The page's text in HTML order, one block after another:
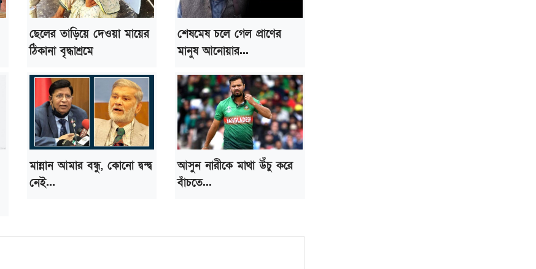
ছেলের তাড়িয়ে দেওয়া মায়ের
ঠিকানা বৃদ্ধাশ্রমে
শেষমেষ চলে গেল প্রাণের
মানুষ আনোয়ার...
মান্নান আমার বন্ধু, কোনো দ্বন্দ্ব
নেই...
আসুন নারীকে মাথা উঁচু করে
বাঁচতে...